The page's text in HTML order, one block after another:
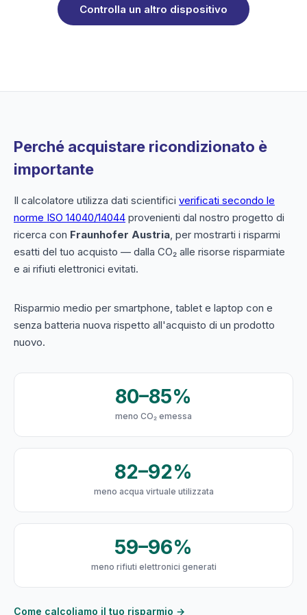
Controlla un altro dispositivo
Perché acquistare ricondizionato è
importante
Il calcolatore utilizza dati scientifici verificati secondo le
norme ISO 14040/14044 provenienti dal nostro progetto di
ricerca con Fraunhofer Austria, per mostrarti i risparmi
esatti del tuo acquisto — dalla CO₂ alle risorse risparmiate
e ai rifiuti elettronici evitati.
Risparmio medio per smartphone, tablet e laptop con e
senza batteria nuova rispetto all'acquisto di un prodotto
nuovo.
80–85%
meno CO₂ emessa
82–92%
meno acqua virtuale utilizzata
59–96%
meno rifiuti elettronici generati
Come calcoliamo il tuo risparmio →